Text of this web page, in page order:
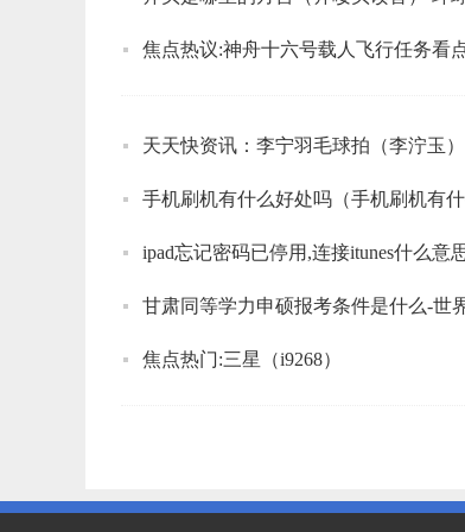
焦点热议:神舟十六号载人飞行任务看
天天快资讯：李宁羽毛球拍（李泞玉）
手机刷机有什么好处吗（手机刷机有什
ipad忘记密码已停用,连接itunes什么意
甘肃同等学力申硕报考条件是什么-世
焦点热门:三星（i9268）